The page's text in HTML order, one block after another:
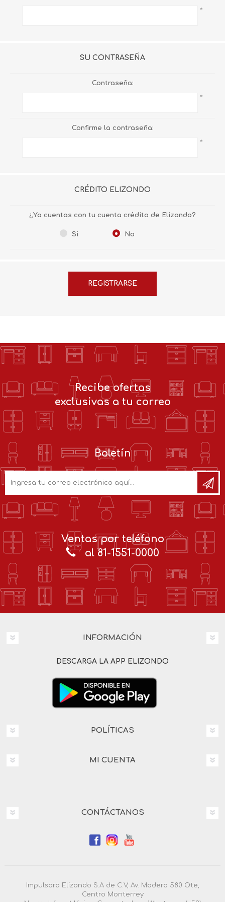
*
SU CONTRASEÑA
Contraseña:
*
Confirme la contraseña:
*
CRÉDITO ELIZONDO
¿Ya cuentas con tu cuenta crédito de Elizondo?
Si No
Recibe ofertas
exclusivas a tu correo
Boletín
Ventas por teléfono
al 81-1551-0000
INFORMACIÓN
DESCARGA LA APP ELIZONDO
POLÍTICAS
MI CUENTA
CONTÁCTANOS
Impulsora Elizondo S.A de C.V, Av. Madero 580 Ote,
Centro Monterrey